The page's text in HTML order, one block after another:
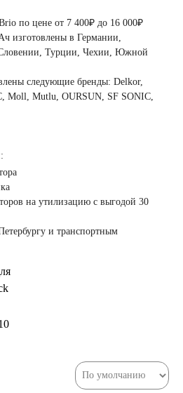
по цене от 7 400₽ до 16 000₽
изготовлены в Германии,
Турции, Чехии, Южной
следующие бренды: Delkor,
Moll, Mutlu, OURSUN, SF SONIC,
на утилизацию с выгодой 30
и транспортным